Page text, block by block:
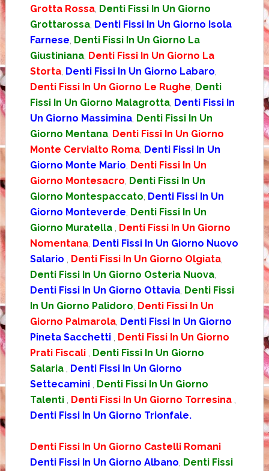
Grotta Rossa, Denti Fissi In Un Giorno
Grottarossa, Denti Fissi In Un Giorno Isola
Farnese Denti Fissi In Un Giorno La
Giustiniana, Denti Fissi In Un Giorno La
Storta, Denti Fissi In Un Giorno Labaro
Denti Fissi In Un Giorno Le Rughe Denti
Fissi In Un Giorno Malagrotta, Denti Fissi In
Un Giorno Massimina, Denti Fissi In Un
Giorno Mentana, Denti Fissi In Un Giorno
Monte Cervialto Roma, Denti Fissi In Un
Giorno Monte Mario Denti Fissi In Un
Giorno Montesacro Denti Fissi In Un
Giorno Montespaccato Denti Fissi In Un
Giorno Monteverde Denti Fissi In Un
Giorno Muratella
Denti Fissi In Un Giorno
Nomentana, Denti Fissi In Un Giorno Nuovo
Salario
Denti Fissi In Un Giorno Olgiata,
Denti Fissi In Un Giorno Osteria Nuova,
Denti Fissi In Un Giorno Ottavia, Denti Fissi
In Un Giorno Palidoro Denti Fissi In Un
Giorno Palmarola, Denti Fissi In Un Giorno
Pineta Sacchetti
Denti Fissi In Un Giorno
Prati Fiscali
Denti Fissi In Un Giorno
Salaria
Denti Fissi In Un Giorno
Settecamini
Denti Fissi In Un Giorno
Talenti
Denti Fissi In Un Giorno Torresina
Denti Fissi In Un Giorno Trionfale.
Denti Fissi In Un Giorno Castelli Romani
Denti Fissi In Un Giorno Albano Denti Fissi